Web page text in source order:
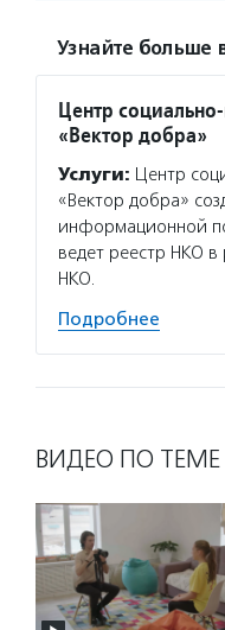
Узнайте больше
Центр
«Вектор добра»
Услуги: Центр
«Вектор добра»
информационной
ведет реестр НКО
НКО.
Подробнее
ВИДЕО ПО ТЕМЕ